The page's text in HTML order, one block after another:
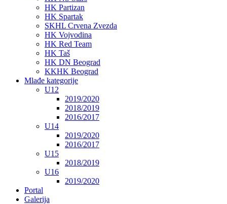
HK Partizan
HK Spartak
SKHL Crvena Zvezda
HK Vojvodina
HK Red Team
HK Taš
HK DN Beograd
KKHK Beograd
Mlađe kategorije
U12
2019/2020
2018/2019
2016/2017
U14
2019/2020
2016/2017
U15
2018/2019
U16
2019/2020
Portal
Galerija